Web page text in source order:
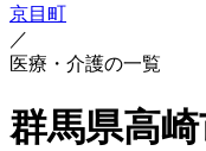
京目町
／
医療・介護の一覧
群馬県高